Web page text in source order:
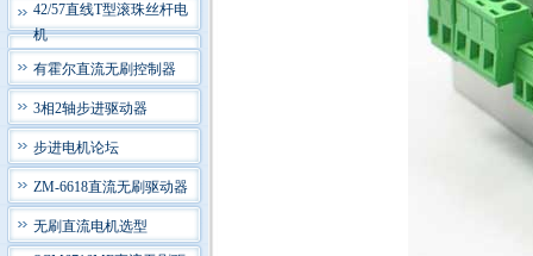
42/57直线T型滚珠丝杆电
机
有霍尔直流无刷控制器
3相2轴步进驱动器
步进电机论坛
ZM-6618直流无刷驱动器
无刷直流电机选型